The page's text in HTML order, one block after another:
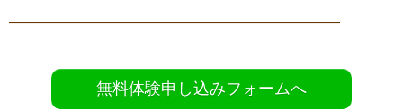
———————————————————————
無料体験申し込みフォームへ